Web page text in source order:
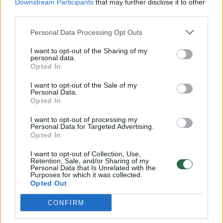
Downstream Participants that may further disclose it to other
Personal Data Processing Opt Outs
I want to opt-out of the Sharing of my
personal data.
Opted In
I want to opt-out of the Sale of my
Personal Data.
Opted In
I want to opt-out of processing my
Personal Data for Targeted Advertising.
Opted In
I want to opt-out of Collection, Use,
Retention, Sale, and/or Sharing of my
Personal Data that Is Unrelated with the
Purposes for which it was collected.
Opted Out
CONFIRM
pastato pastogės.
Numatomi darbai pirmame aukšte: salės
dirbtuvių paskirties turtinius vienetus su
antresolėmis; numatoma papildomai
formuoti virtuvės patalpą maitinimo
paskirties patalpoms (teatro patalpoms);
šiame aukšte numatoma išlyginti grindų lygį ir
suformuoti bendro naudojimo laiptinę į
pastato pastogę.
Atliekami darbai antrame aukšte: būtų